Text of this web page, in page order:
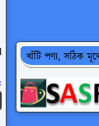
খাঁটি পণ্য, সঠিক